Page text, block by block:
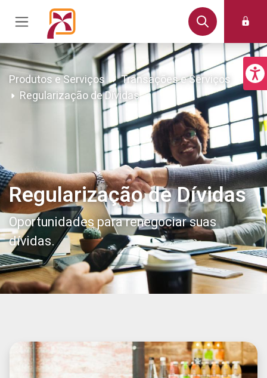
Produtos e Serviços
Transações e Serviços
Regularização de Dívidas
Regularização de Dívidas
Oportunidades para renegociar suas
dívidas.